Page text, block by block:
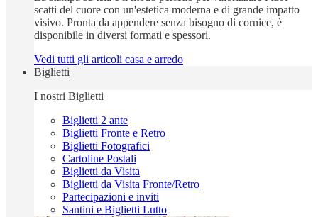
scatti del cuore con un'estetica moderna e di grande impatto
visivo. Pronta da appendere senza bisogno di cornice, è
disponibile in diversi formati e spessori.
Vedi tutti gli articoli casa e arredo
Biglietti
I nostri Biglietti
Biglietti 2 ante
Biglietti Fronte e Retro
Biglietti Fotografici
Cartoline Postali
Biglietti da Visita
Biglietti da Visita Fronte/Retro
Partecipazioni e inviti
Santini e Biglietti Lutto